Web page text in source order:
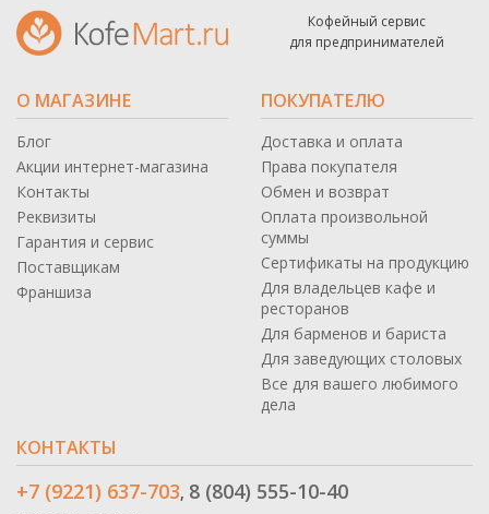
Кофейный сервис
для предпринимателей
О МАГАЗИНЕ
Блог
Акции интернет-магазина
Контакты
Реквизиты
Гарантия и сервис
Поставщикам
Франшиза
ПОКУПАТЕЛЮ
Доставка и оплата
Права покупателя
Обмен и возврат
Оплата произвольной
суммы
Сертификаты на продукцию
Для владельцев кафе и
ресторанов
Для барменов и бариста
Для заведующих столовых
Все для вашего любимого
дела
КОНТАКТЫ
+7 (9221) 637-703, 8 (804) 555-10-40